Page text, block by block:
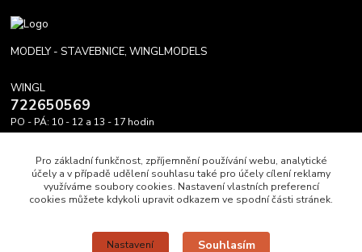
MODELY - STAVEBNICE, WINGLMODELS
WINGL
722650569
PO - PÁ: 10 - 12 a 13 - 17 hodin
Upravit sběr cookies.
Pro základní funkčnost, zpříjemnění používání webu, analytické
účely a v případě udělení souhlasu také pro účely cílení reklamy
využíváme soubory cookies. Nastavení vlastních preferencí
cookies můžete kdykoli upravit odkazem ve spodní části stránek.
Nastavení Souhlasím